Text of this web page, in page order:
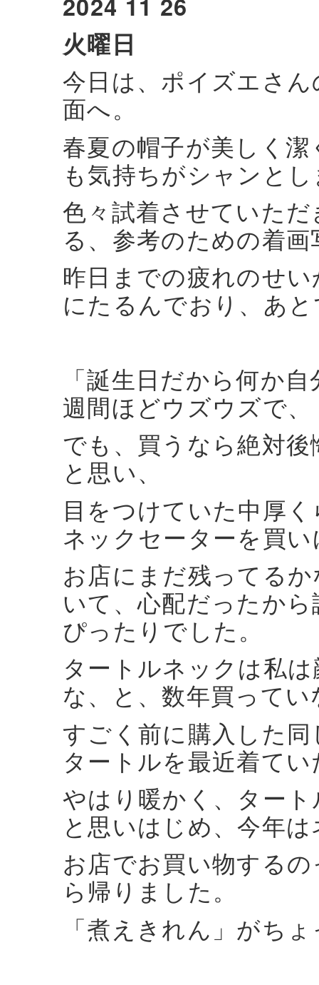
火曜日
今日は、ポイズエさ
面へ。
春夏の帽子が美しく
も気持ちがシャンと
色々試着させていた
る、参考のための着
昨日までの疲れのせ
にたるんでおり、あ
「誕生日だから何か
週間ほどウズウズで、
でも、買うなら絶対
と思い、
目をつけていた中厚
ネックセーターを買
お店にまだ残ってる
いて、心配だったか
ぴったりでした。
タートルネックは私
な、と、数年買って
すごく前に購入した
タートルを最近着て
やはり暖かく、ター
と思いはじめ、今年
お店でお買い物する
ら帰りました。
「煮えきれん」がち